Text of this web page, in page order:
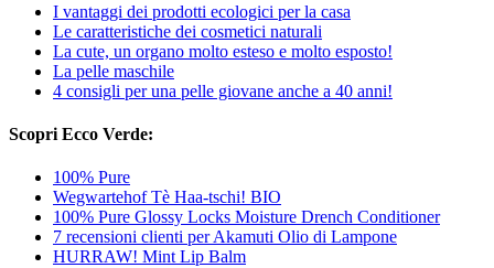
I vantaggi dei prodotti ecologici per la casa
Le caratteristiche dei cosmetici naturali
La cute, un organo molto esteso e molto esposto!
La pelle maschile
4 consigli per una pelle giovane anche a 40 anni!
Scopri Ecco Verde:
100% Pure
Wegwartehof Tè Haa-tschi! BIO
100% Pure Glossy Locks Moisture Drench Conditioner
7 recensioni clienti per Akamuti Olio di Lampone
HURRAW! Mint Lip Balm